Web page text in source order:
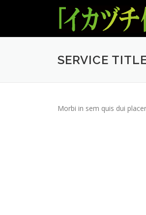
ン
SERVICE
Morbi in sem quis dui